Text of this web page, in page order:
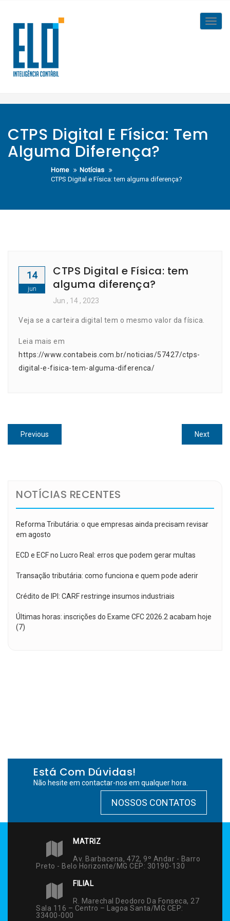
content
CTPS Digital E Física: Tem
Alguma Diferença?
Home
Notícias
CTPS Digital e Física: tem alguma diferença?
14
jun
CTPS Digital e Física: tem
alguma diferença?
Jun , 14 , 2023
Veja se a carteira digital tem o mesmo valor da física.
Leia mais em
https://www.contabeis.com.br/noticias/57427/ctps-
digital-e-fisica-tem-alguma-diferenca/
Navegação
de
Previous
post:
NextNext
post:
NOTÍCIAS RECENTES
Reforma Tributária: o que empresas ainda precisam revisar
em agosto
ECD e ECF no Lucro Real: erros que podem gerar multas
Transação tributária: como funciona e quem pode aderir
Crédito de IPI: CARF restringe insumos industriais
Últimas horas: inscrições do Exame CFC 2026.2 acabam hoje
(7)
Está Com Dúvidas!
Não hesite em contactar-nos em qualquer hora.
NOSSOS CONTATOS
MATRIZ
Av. Barbacena, 472, 9º Andar - Barro
Preto - Belo Horizonte/MG CEP: 30190-130
FILIAL
R. Marechal Deodoro Da Fonseca, 27
Sala 116 – Centro – Lagoa Santa/MG CEP:
33400-000